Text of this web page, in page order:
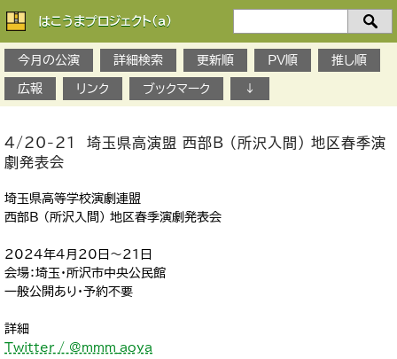
はこうまプロジェクト(a)
今月の公演
詳細検索 更新順 PV順 推し順
広報 リンク ブックマーク ↓
4/20-21 埼玉県高演盟 西部B （所沢入間） 地区春季演
劇発表会
埼玉県高等学校演劇連盟
西部B （所沢入間） 地区春季演劇発表会
2024年4月20日～21日
会場：埼玉・所沢市中央公民館
一般公開あり・予約不要
詳細
Twitter / @mmm_aoya